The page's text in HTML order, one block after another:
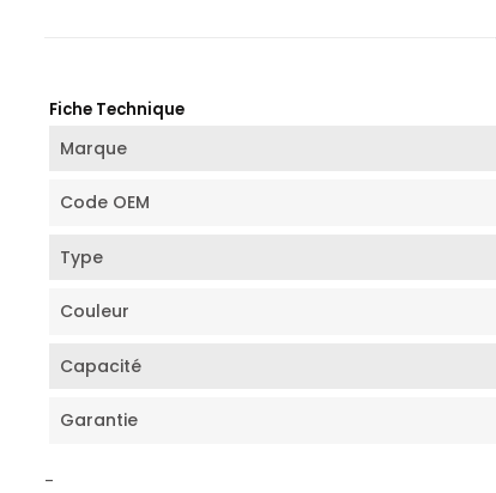
Fiche Technique
Marque
Code OEM
Type
Couleur
Capacité
Garantie
-